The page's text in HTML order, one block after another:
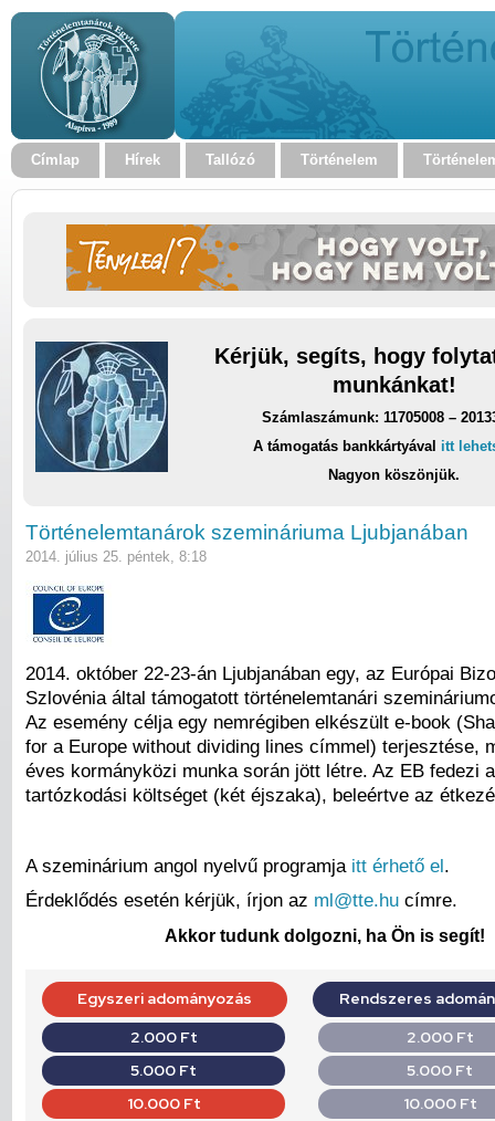
Címlap Hírek Tallózó Történelem
Kérjük, segíts, hogy
munkánkat!
Számlaszámunk: 11705008 –
A támogatás bankkártyával itt
Nagyon köszönjük.
Történelemtanárok szemináriuma Ljubjanában
2014. július 25. péntek, 8:18
2014. október 22-23-án Ljubjanában egy, az Európai
Szlovénia által támogatott történelemtanári
Az esemény célja egy nemrégiben elkészült e-book
for a Europe without dividing lines címmel) terjesztése,
éves kormányközi munka során jött létre. Az EB fedezi
tartózkodási költséget (két éjszaka), beleértve az
A szeminárium angol nyelvű programja itt érhető el.
Érdeklődés esetén kérjük, írjon az ml@tte.hu címre.
Akkor tudunk dolgozni, ha Ön is segít!